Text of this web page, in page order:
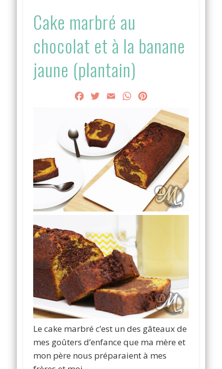
Cake marbré au
chocolat et à la banane
jaune (plantain)
FacebookTwitter
Email WhatsApp
Le cake marbré c’est un des gâteaux de
mes goûters d’enfance que ma mère et
mon père nous préparaient à mes